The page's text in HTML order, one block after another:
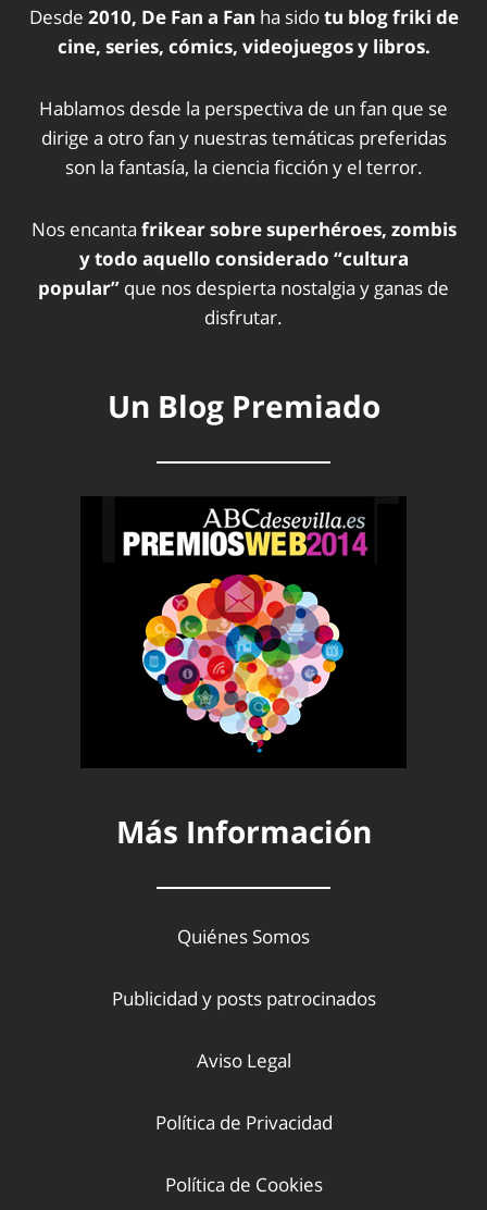
Desde 2010, De Fan a Fan ha sidotu blog friki de
cine, series, cómics, videojuegos y libros.
Hablamos desde la perspectiva de un fan que se
dirige a otro fan y nuestras temáticas preferidas
son la fantasía, la ciencia ficción y el terror.
Nos encanta frikear sobre superhéroes, zombis
y todo aquello considerado “cultura
popular” que nos despierta nostalgia y ganas de
disfrutar.
Un Blog Premiado
Más Información
Quiénes Somos
Publicidad y posts patrocinados
Aviso Legal
Política de Privacidad
Política de Cookies